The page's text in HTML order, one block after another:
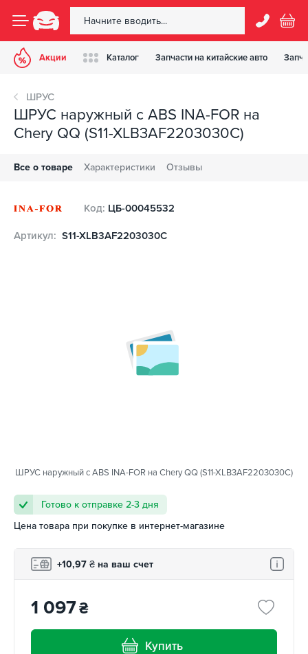
Акции Каталог Запчасти на китайские авто
ШРУС
ШРУС наружный с ABS INA-FOR на
Chery QQ (S11-XLB3AF2203030C)
Все о товаре Характеристики Отзывы
Код: ЦБ-00045532
Артикул: S11-XLB3AF2203030C
ШРУС наружный с ABS INA-FOR на Chery QQ (S11-XLB3AF2203030C)
Готово к отправке 2-3 дня
Цена товара при покупке в интернет-магазине
+10,97 ₴ на ваш счет
1 097₴
Купить